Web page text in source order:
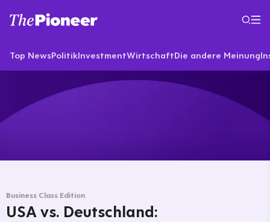
Top NewsPolitikInvestmentWirtschaftDie andere Meinung
Business Class Edition
USA vs. Deutschland: